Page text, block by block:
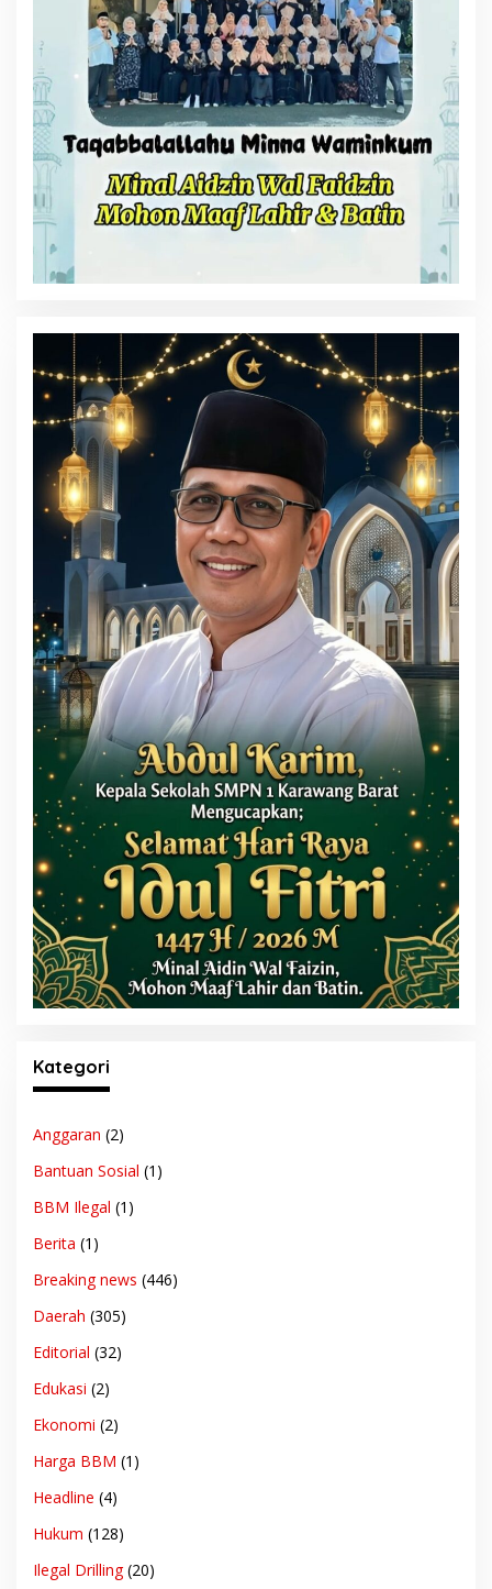
Kategori
Anggaran (2)
Bantuan Sosial (1)
BBM Ilegal (1)
Berita (1)
Breaking news (446)
Daerah (305)
Editorial (32)
Edukasi (2)
Ekonomi (2)
Harga BBM (1)
Headline (4)
Hukum (128)
Ilegal Drilling(20)